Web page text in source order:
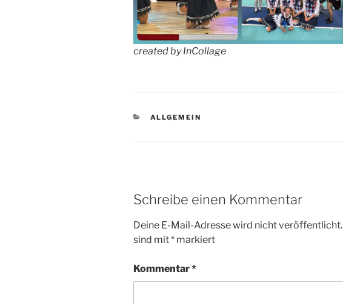
created by InCollage
KATEGORIEN
ALLGEMEIN
Schreibe einen Kommentar
Deine E-Mail-Adresse wird nicht veröffentlicht.
sind mit* markiert
Kommentar*